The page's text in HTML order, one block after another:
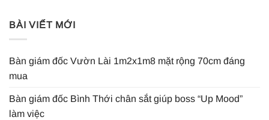
BÀI VIẾT MỚI
Bàn giám đốc Vườn Lài 1m2x1m8 mặt rộng 70cm đáng
mua
Bàn giám đốc Bình Thới chân sắt giúp boss “Up Mood”
làm việc